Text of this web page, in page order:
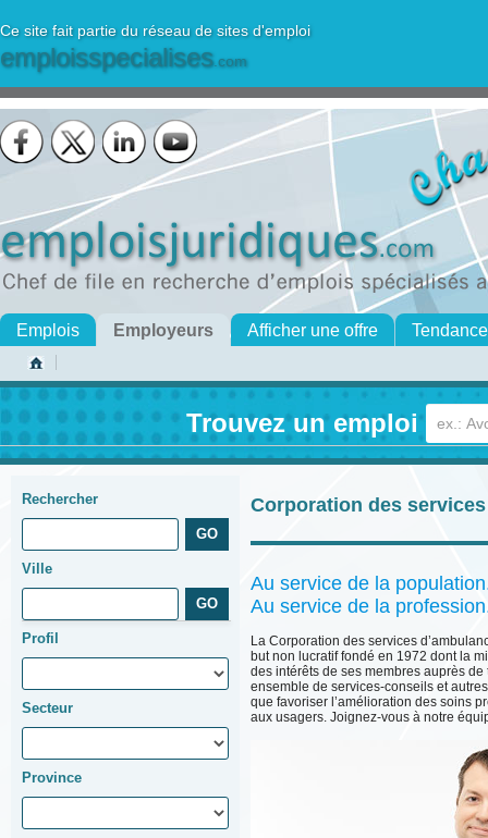
Ce site fait partie du réseau de sites d'emploi
emploisspecialises.com
Emplois Employeurs Afficher une offre
Trouvez un emploi
Rechercher
Ville
Profil
Secteur
Province
Corporation des
Au service de la
Au service de la
La Corporation des services
but non lucratif fondé en 1972 dont la
des intérêts de ses membres auprès
ensemble de services-conseils et
que favoriser l’amélioration des soins
aux usagers. Joignez-vous à notre